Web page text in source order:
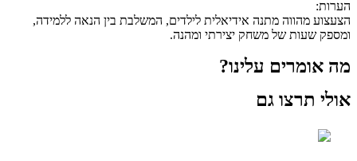
מהווה מתנה אידיאלית לילדים, המשלבת בין הנאה ללמידה,
של משחק יצירתי ומהנה.
עלינו?
גם